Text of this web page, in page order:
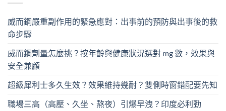
威而鋼嚴重副作用的緊急應對：出事前的預防與出事後的救
命步驟
威而鋼劑量怎麼挑？按年齡與健康狀況選對 mg 數，效果與
安全兼顧
超級犀利士多久生效？效果維持幾耐？雙側時窗錯配要先知
職場三高（高壓、久坐、熬夜）引爆早洩？印度必利勁